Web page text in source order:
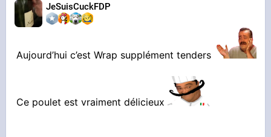
JeSuisCuckFDP
Aujourd’hui c’est Wrap supplément tenders
Ce poulet est vraiment délicieux